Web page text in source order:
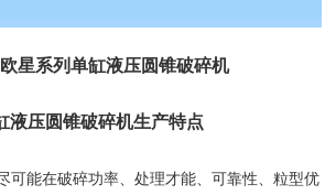
星系列单缸液压圆锥破碎机
液压圆锥破碎机生产特点
可能在破碎功率、处理才能、可靠性、粒型优